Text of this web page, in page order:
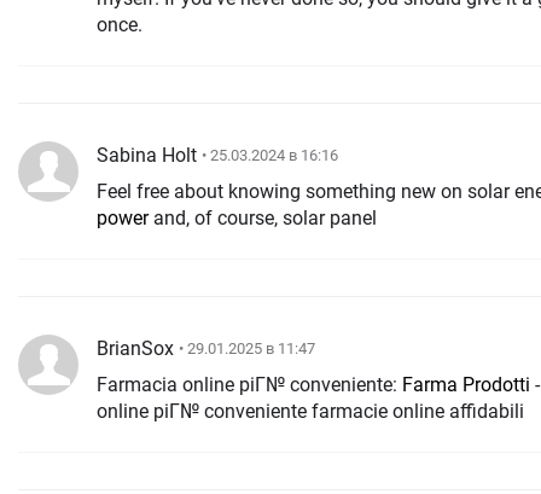
once.
Sabina Holt • 25.03.2024 в 16:16
Feel free about knowing something new on solar
powerand, of course, solar panel
BrianSox • 29.01.2025 в 11:47
Farmacia online piГ№ conveniente: Farma Prodotti
online piГ№ conveniente farmacie online affidabili